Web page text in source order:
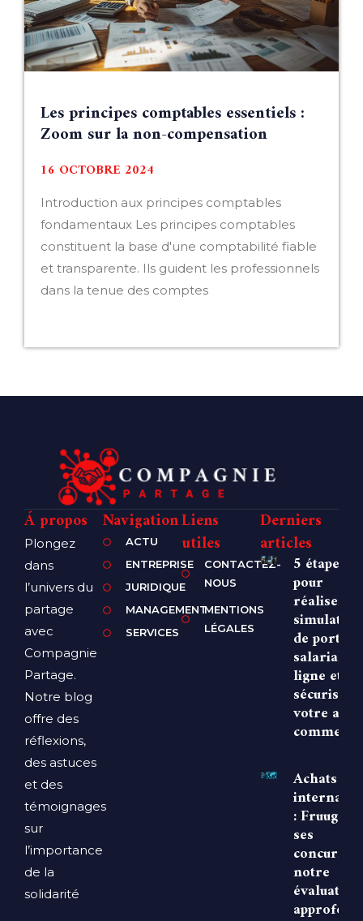
Les principes comptables essentiels :
Zoom sur la non-compensation
16 OCTOBRE 2024
Introduction aux principes comptables
fondamentaux Les principes comptables
constituent la base d'une comptabilité fiable
et transparente. Ils guident les professionnels
dans la tenue des comptes
Á propos
Plongez
dans
l’univers du
partage
avec
Compagnie
Partage.
Notre blog
offre des
réflexions,
des astuces
et des
témoignages
sur
l’importance
de la
solidarité
Navigation
ACTU
ENTREPRISE
JURIDIQUE
MANAGEMENT
SERVICES
Liens
utiles
CONTACTEZ-
NOUS
MENTIONS
LÉGALES
Derniers
articles
5 étapes
pour
réaliser
simulation
de portage
salarial en
ligne et
sécuriser
votre
Achats
: Fruugo
ses
notre
évaluation